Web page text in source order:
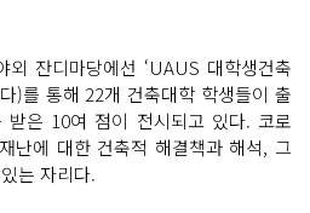
잔디마당에선 ‘UAUS 대학생건축
)를 통해 22개 건축대학 학생들이 출
은 10여 점이 전시되고 있다. 코로
난에 대한 건축적 해결책과 해석, 그
는 자리다.